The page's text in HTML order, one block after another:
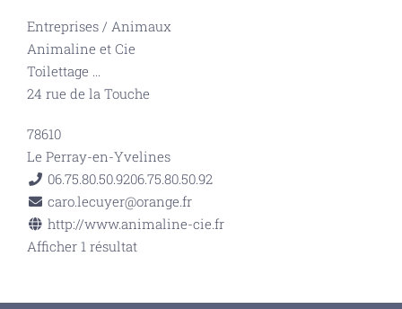
Entreprises / Animaux
Animaline et Cie
Toilettage ...
24 rue de la Touche
78610
Le Perray-en-Yvelines
06.75.80.50.9206.75.80.50.92
caro.lecuyer@orange.fr
http://www.animaline-cie.fr
Afficher 1 résultat